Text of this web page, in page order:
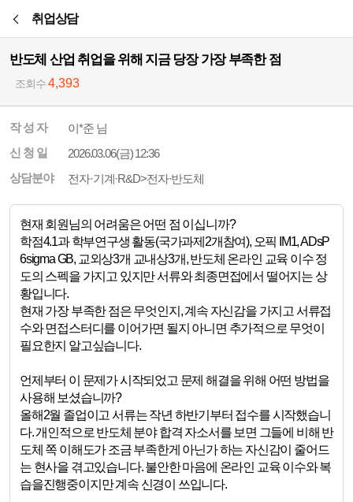
취업상담
반도체 산업 취업을 위해 지금 당장 가장 부족한 점
조회수4,393
작 성 자
이*준 님
신 청 일
2026.03.06(금) 12:36
상담분야
전자·기계·R&D>전자·반도체
현재 회원님의 어려움은 어떤 점 이십니까?
학점4.1과 학부연구생 활동(국가과제2개참여), 오픽 IM1, ADsP
6sigma GB, 교외상3개 교내상3개, 반도체 온라인 교육 이수 정
도의 스펙을 가지고 있지만 서류와 최종면접에서 떨어지는 상
황입니다.
현재 가장 부족한 점은 무엇인지, 계속 자신감을 가지고 서류접
수와 면접스터디를 이어가면 될지 아니면 추가적으로 무엇이
필요한지 알고싶습니다.
언제부터 이 문제가 시작되었고 문제 해결을 위해 어떤 방법을
사용해 보셨습니까?
올해2월 졸업이고 서류는 작년 하반기부터 접수를 시작했습니
다. 개인적으로 반도체 분야 합격 자소서를 보면 그들에 비해 반
도체 쪽 이해도가 조금 부족한게 아닌가 하는 자신감이 줄어드
는 현사을 겪고있습니다. 불안한 마음에 온라인 교육 이수와 복
습을진행중이지만 계속 신경이 쓰입니다.